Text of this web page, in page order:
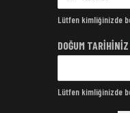
Lütfen kimliğinizde
DOĞUM TARİHİNİZ
Lütfen kimliğinizde